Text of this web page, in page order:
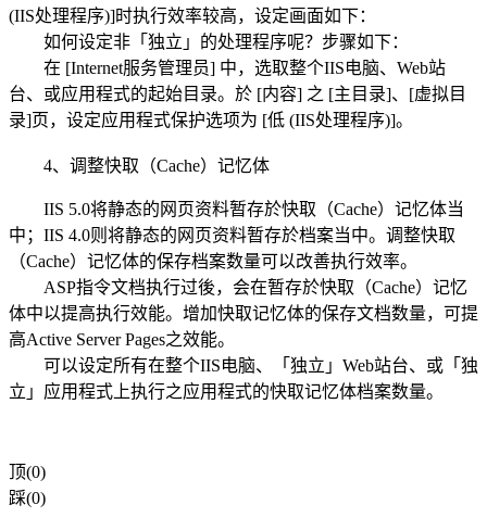
(IIS处理程序)]时执行效率较高，设定画面如下：
如何设定非「独立」的处理程序呢？步骤如下：
在 [Internet服务管理员] 中，选取整个IIS电脑、Web站
台、或应用程式的起始目录。於 [内容] 之 [主目录]、[虚拟目
录]页，设定应用程式保护选项为 [低 (IIS处理程序)]。
4、调整快取（Cache）记忆体
IIS 5.0将静态的网页资料暂存於快取（Cache）记忆体当
中；IIS 4.0则将静态的网页资料暂存於档案当中。调整快取
（Cache）记忆体的保存档案数量可以改善执行效率。
ASP指令文档执行过後，会在暂存於快取（Cache）记忆
体中以提高执行效能。增加快取记忆体的保存文档数量，可提
高Active Server Pages之效能。
可以设定所有在整个IIS电脑、「独立」Web站台、或「独
立」应用程式上执行之应用程式的快取记忆体档案数量。
顶(0)
踩(0)